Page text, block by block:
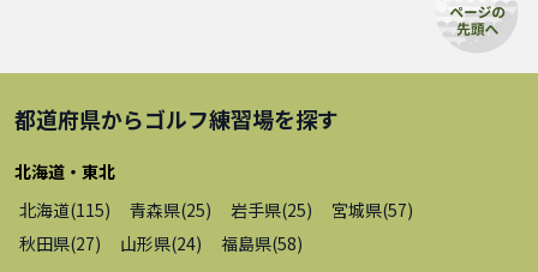
都道府県からゴルフ練習場を探す
北海道・東北
北海道(115) 青森県(25) 岩手県(25) 宮城県(57)
秋田県(27) 山形県(24) 福島県(58)